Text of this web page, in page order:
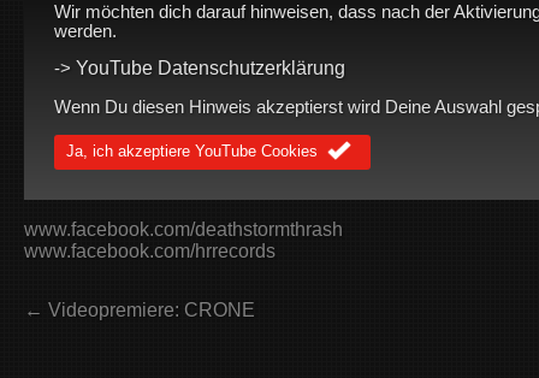
Wir möchten dich darauf hinweisen, dass nach der
werden.
-> YouTube Datenschutzerklärung
Wenn Du diesen Hinweis akzeptierst wird Deine Auswahl
Ja, ich akzeptiere YouTube Cookies
www.facebook.com/deathstormthrash
www.facebook.com/hrrecords
← Videopremiere: CRONE